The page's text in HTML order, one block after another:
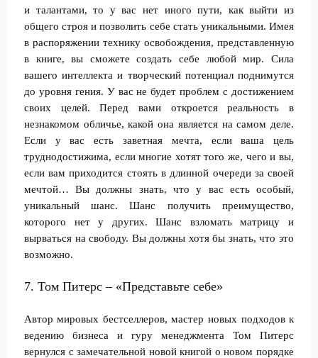
и талантами, то у вас нет иного пути, как выйти из
общего строя и позволить себе стать уникальными. Имея
в распоряжении технику освобождения, представленную
в книге, вы сможете создать себе любой мир. Сила
вашего интеллекта и творческий потенциал поднимутся
до уровня гения. У вас не будет проблем с достижением
своих целей. Перед вами откроется реальность в
незнакомом обличье, какой она является на самом деле.
Если у вас есть заветная мечта, если ваша цель
труднодостижима, если многие хотят того же, чего и вы,
если вам приходится стоять в длинной очереди за своей
мечтой… Вы должны знать, что у вас есть особый,
уникальный шанс. Шанс получить преимущество,
которого нет у других. Шанс взломать матрицу и
вырваться на свободу. Вы должны хотя бы знать, что это
возможно.
7. Том Питерс – «Представьте себе»
Автор мировых бестселлеров, мастер новых подходов к
ведению бизнеса и гуру менеджмента Том Питерс
вернулся с замечательной новой книгой о новом порядке